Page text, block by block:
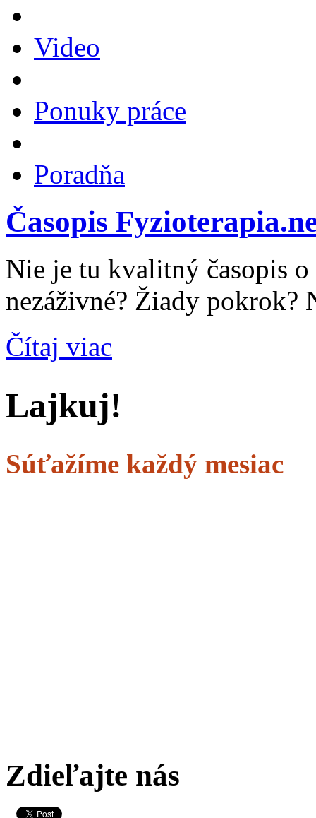
Video
Ponuky práce
Poradňa
Časopis
Nie je tu kvalitný časopis
nezáživné? Žiady pokrok?
Čítaj viac
Lajkuj!
Súťažíme každý mesiac
Zdieľajte nás